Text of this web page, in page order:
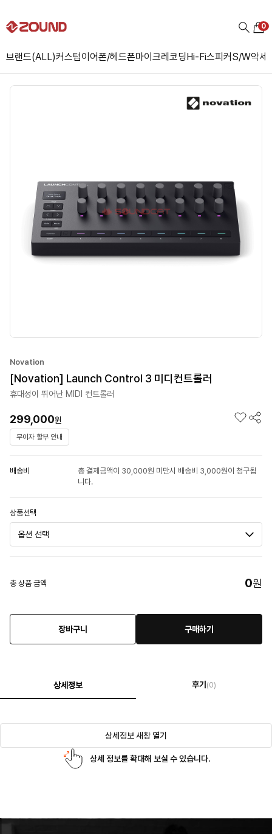
브랜드(ALL)커스텀이어폰/헤드폰마이크레코딩Hi-Fi스피커S/W악세
0
Novation
[Novation] Launch Control 3 미디컨트롤러
휴대성이 뛰어난 MIDI 컨트롤러
299,000원
무이자 할부 안내
배송비
총 결제금액이 30,000원 미만시 배송비 3,000원이 청구됩
니다.
상품선택
총 상품 금액 0원
장바구니 구매하기
상세정보 후기 (0)
상세정보 새창 열기
상세 정보를 확대해 보실 수 있습니다.